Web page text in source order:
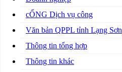
cỔNG Dịch vụ công
Văn bản QPPL tỉnh Lạng Sơn
Thông tin tổng hợp
Thông tin khác